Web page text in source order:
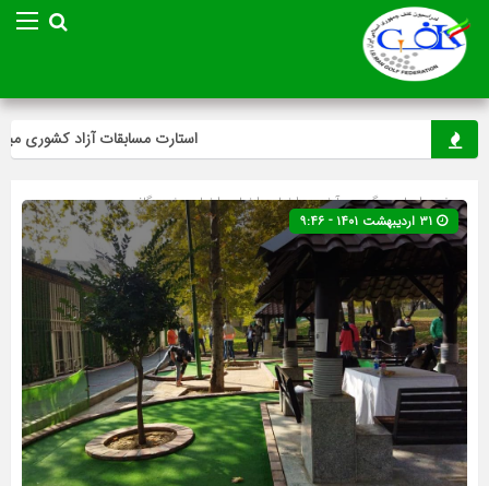
استارت مسابقات آزاد کشوری
صفحه اصلی» گروه »آخرین اخبار»اخبار»اخبار ویژه»گلف»
مینی گلف»ویژه